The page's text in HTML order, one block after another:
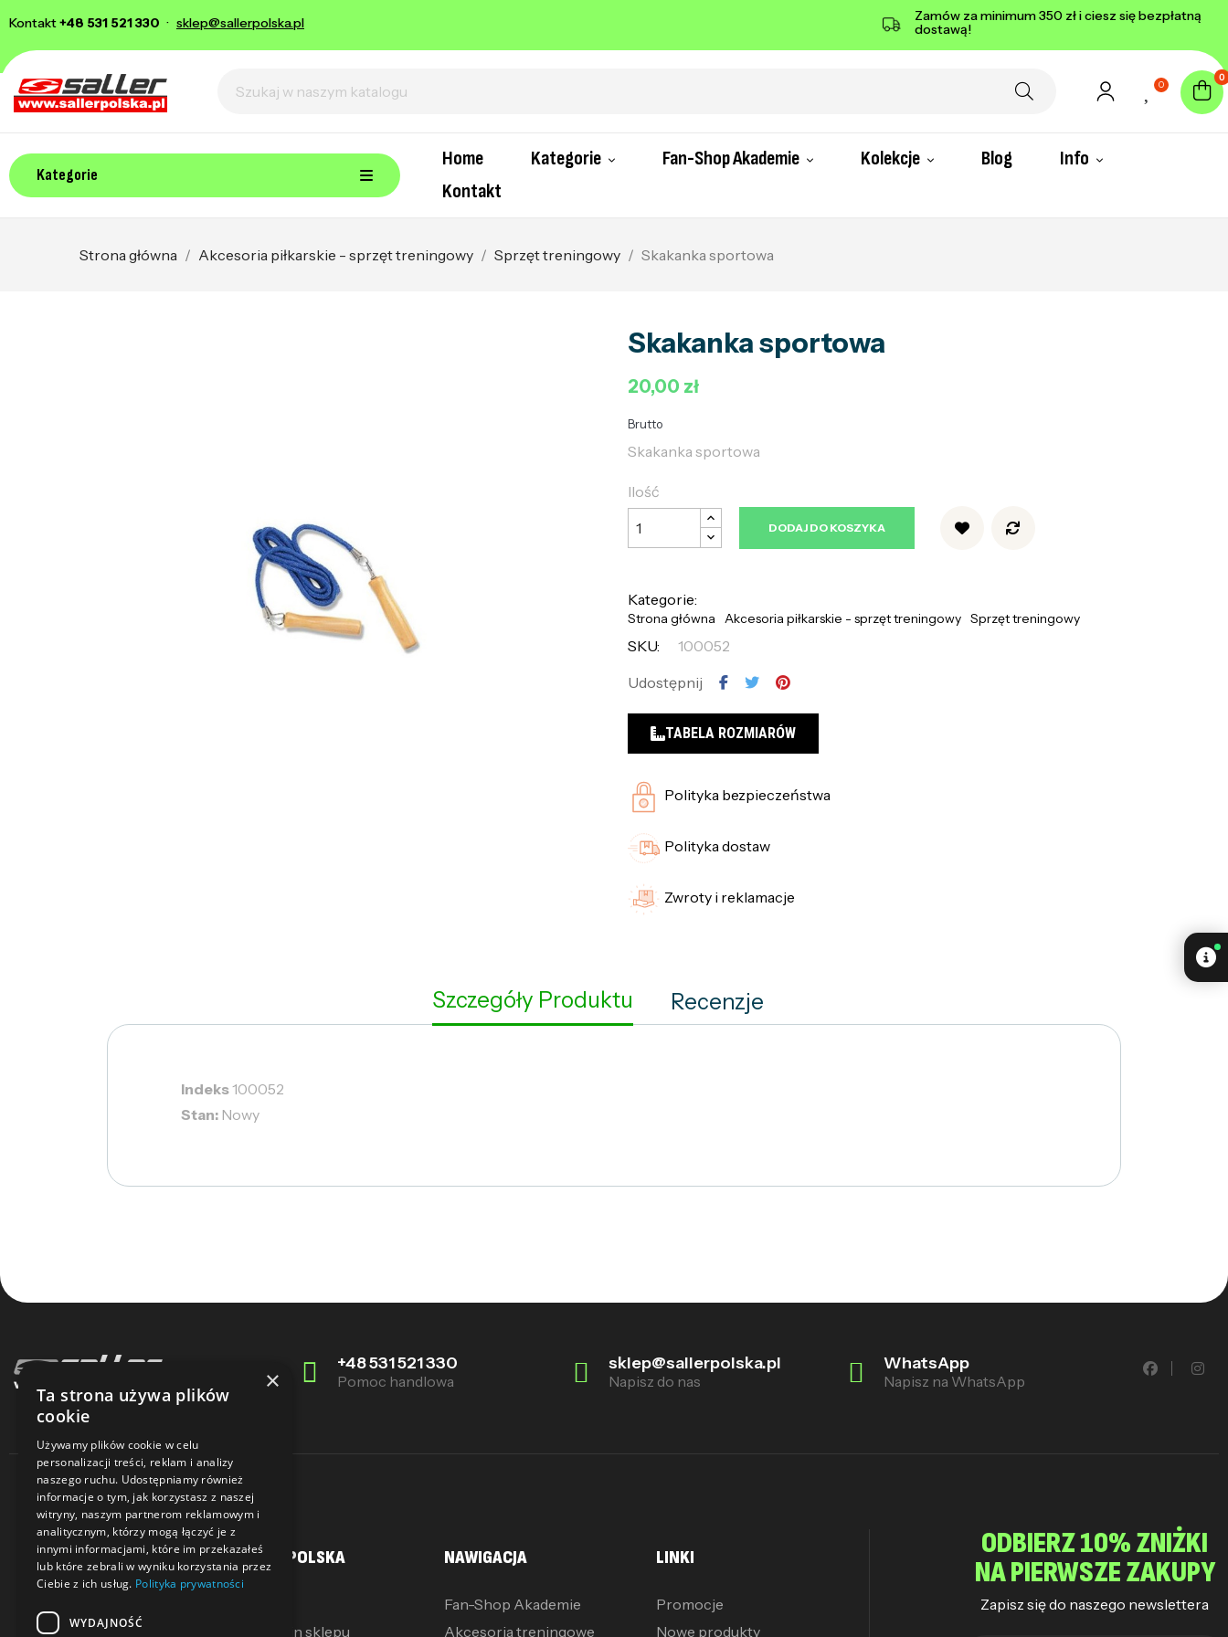
Kontakt+48 531 521 330 · sklep@sallerpolska.pl
Zamów za minimum 350 zł i ciesz się bezpłatną
dostawą!
0
0
Kategorie
Home Kategorie Fan-Shop Akademie Kolekcje Blog
Info
Kontakt
Strona główna Akcesoria piłkarskie - sprzęt treningowy Sprzęt treningowy Skakanka sportowa
Skakanka sportowa
20,00 zł
Brutto
Skakanka sportowa
Ilość
DODAJ DO KOSZYKA
Kategorie:
Strona główna Akcesoria piłkarskie - sprzęt treningowy Sprzęt treningowy
SKU:
100052
Udostępnij
TABELA ROZMIARÓW
Polityka bezpieczeństwa
Polityka dostaw
Zwroty i reklamacje
Szczegóły Produktu Recenzje
Indeks100052
Stan: Nowy
+48 531 521 330
Pomoc handlowa
sklep@sallerpolska.pl
Napisz do nas
WhatsApp
Napisz na WhatsApp
MOJE KONTO
Moje pokwitowania
SALLER POLSKA
Regulamin sklepu
NAWIGACJA
Fan-Shop Akademie
Akcesoria treningowe
LINKI
Promocje
Nowe produkty
ODBIERZ 10% ZNIŻKI
NA PIERWSZE ZAKUPY
Zapisz się do naszego newslettera
×
Ta strona używa plików
cookie
Używamy plików cookie w celu
personalizacji treści, reklam i analizy
naszego ruchu. Udostępniamy również
informacje o tym, jak korzystasz z naszej
witryny, naszym partnerom reklamowym i
analitycznym, którzy mogą łączyć je z
innymi informacjami, które im przekazałeś
lub które zebrali w wyniku korzystania przez
Ciebie z ich usług. Polityka prywatności
WYDAJNOŚĆ